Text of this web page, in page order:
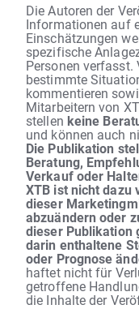
Die Autoren der
Informationen auf
Einschätzungen
spezifische
Personen
bestimmte
kommentieren
Mitarbeitern von
stellen keine
und können auch
Die Publikation
Beratung,
Verkauf oder
XTB ist nicht
dieser
abzuändern oder
dieser Publikation
darin enthaltene
oder Prognose
haftet nicht für
getroffene
die Inhalte der